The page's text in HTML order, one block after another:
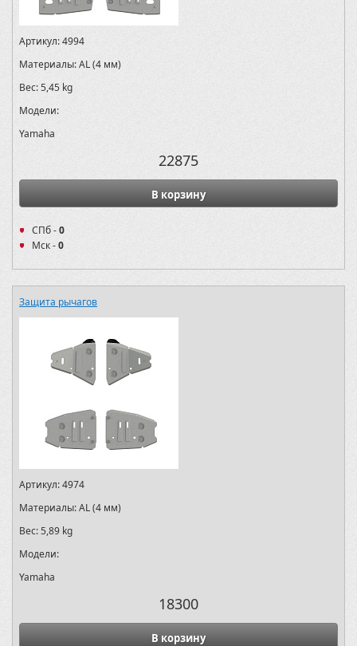
Артикул:4994
Материалы:AL (4 мм)
Вес:5,45 kg
Модели:
Yamaha
22875
В корзину
СПб -0
Мск -0
Защита рычагов
Артикул:4974
Материалы:AL (4 мм)
Вес:5,89 kg
Модели:
Yamaha
18300
В корзину